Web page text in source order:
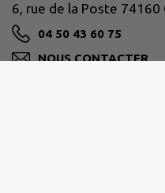
6, rue de la Poste
04 50 43 60 75
NOUS CONTACTER